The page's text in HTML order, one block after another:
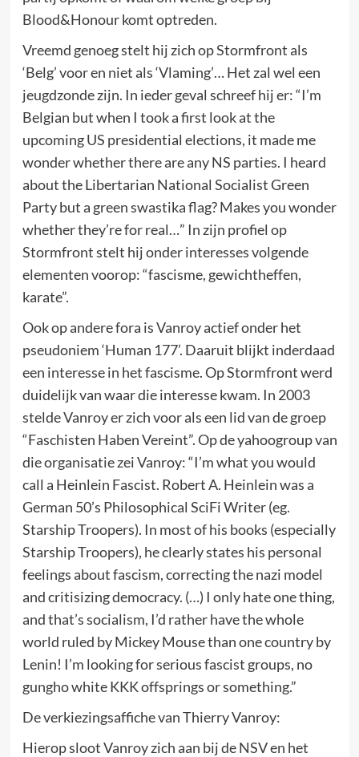
Blood&Honour komt optreden.
Vreemd genoeg stelt hij zich op Stormfront als
‘Belg’ voor en niet als ‘Vlaming’… Het zal wel een
jeugdzonde zijn. In ieder geval schreef hij er: “I’m
Belgian but when I took a first look at the
upcoming US presidential elections, it made me
wonder whether there are any NS parties. I heard
about the Libertarian National Socialist Green
Party but a green swastika flag? Makes you wonder
whether they’re for real…” In zijn profiel op
Stormfront stelt hij onder interesses volgende
elementen voorop: “fascisme, gewichtheffen,
karate”.
Ook op andere fora is Vanroy actief onder het
pseudoniem ‘Human 177’. Daaruit blijkt inderdaad
een interesse in het fascisme. Op Stormfront werd
duidelijk van waar die interesse kwam. In 2003
stelde Vanroy er zich voor als een lid van de groep
“Faschisten Haben Vereint”. Op de yahoogroup van
die organisatie zei Vanroy: “I’m what you would
call a Heinlein Fascist. Robert A. Heinlein was a
German 50’s Philosophical SciFi Writer (eg.
Starship Troopers). In most of his books (especially
Starship Troopers), he clearly states his personal
feelings about fascism, correcting the nazi model
and critisizing democracy. (…) I only hate one thing,
and that’s socialism, I’d rather have the whole
world ruled by Mickey Mouse than one country by
Lenin! I’m looking for serious fascist groups, no
gungho white KKK offsprings or something.”
De verkiezingsaffiche van Thierry Vanroy:
Hierop sloot Vanroy zich aan bij de NSV en het